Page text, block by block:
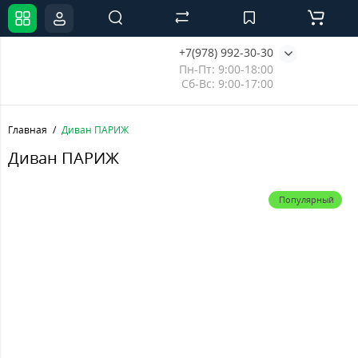
+7(978) 992-30-30
Пн-Пт: 9:00-18:00
Сб-Вс: 9:00-17:00
Главная Диван ПАРИЖ
Диван ПАРИЖ
Популярный